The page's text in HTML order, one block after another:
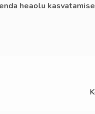
heaolu